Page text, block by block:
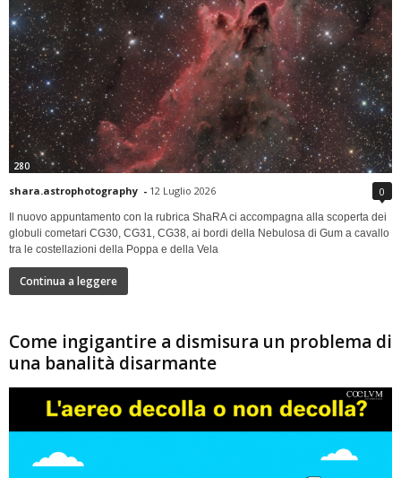
280
shara.astrophotography - 12 Luglio 2026 0
Il nuovo appuntamento con la rubrica ShaRA ci accompagna alla scoperta dei
globuli cometari CG30, CG31, CG38, ai bordi della Nebulosa di Gum a cavallo
tra le costellazioni della Poppa e della Vela
Continua a leggere
Come ingigantire a dismisura un problema di
una banalità disarmante